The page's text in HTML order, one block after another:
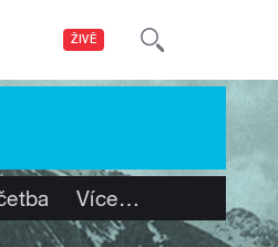
ŽIVĚ
Více…